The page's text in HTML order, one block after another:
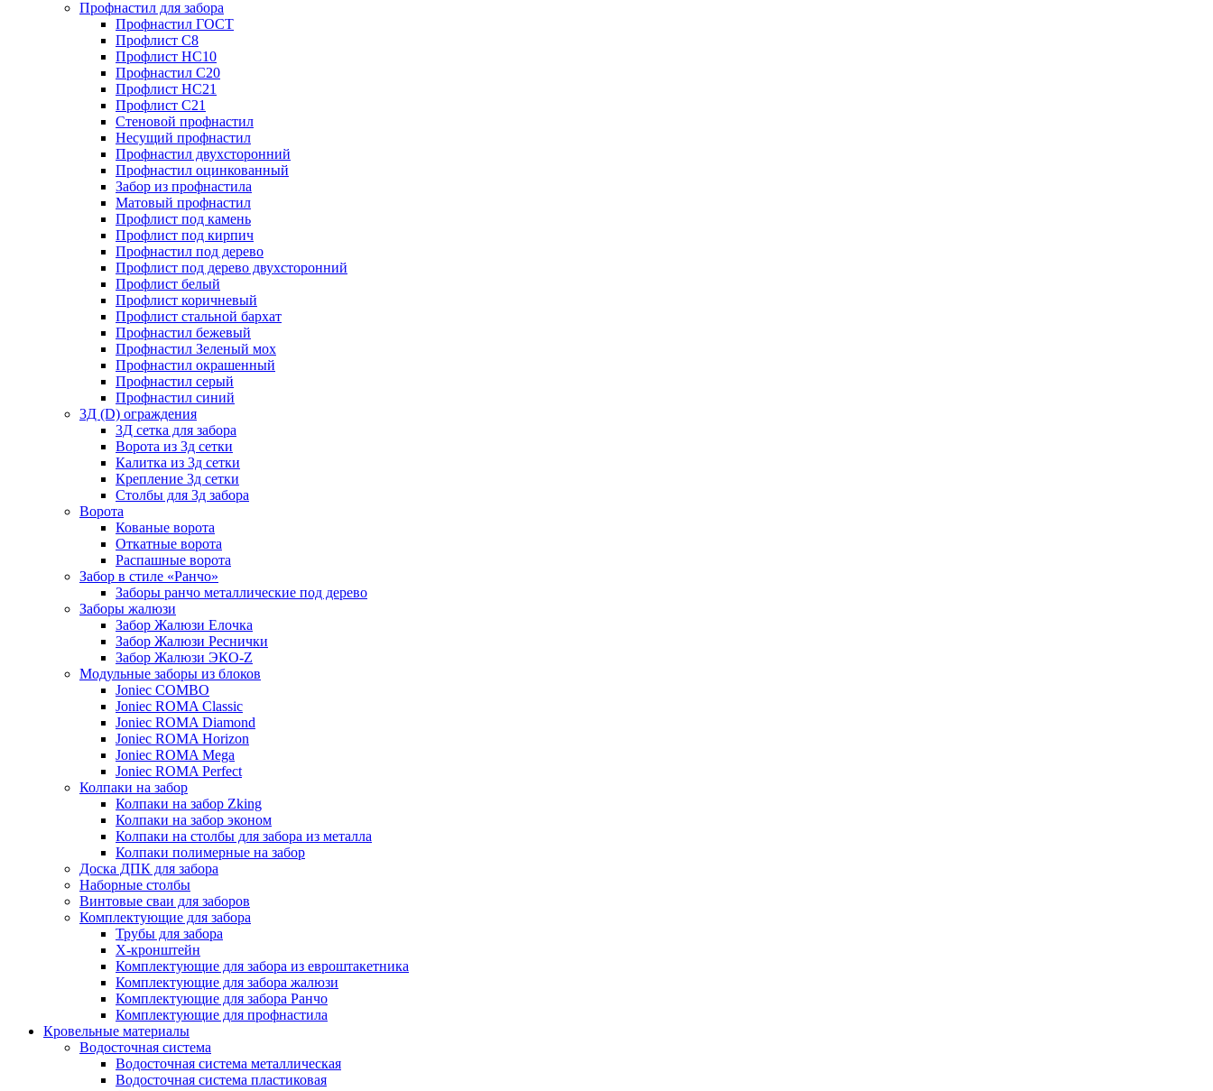
Профнастил для забора
Профнастил ГОСТ
Профлист С8
Профлист НС10
Профнастил С20
Профлист НС21
Профлист С21
Стеновой профнастил
Несущий профнастил
Профнастил двухсторонний
Профнастил оцинкованный
Забор из профнастила
Матовый профнастил
Профлист под камень
Профлист под кирпич
Профнастил под дерево
Профлист под дерево двухсторонний
Профлист белый
Профлист коричневый
Профлист стальной бархат
Профнастил бежевый
Профнастил Зеленый мох
Профнастил окрашенный
Профнастил серый
Профнастил синий
3Д (D) ограждения
3Д сетка для забора
Ворота из 3д сетки
Калитка из 3д сетки
Крепление 3д сетки
Столбы для 3д забора
Ворота
Кованые ворота
Откатные ворота
Распашные ворота
Забор в стиле «Ранчо»
Заборы ранчо металлические под дерево
Заборы жалюзи
Забор Жалюзи Елочка
Забор Жалюзи Реснички
Забор Жалюзи ЭКО-Z
Модульные заборы из блоков
Joniec COMBO
Joniec ROMA Classic
Joniec ROMA Diamond
Joniec ROMA Horizon
Joniec ROMA Mega
Joniec ROMA Perfect
Колпаки на забор
Колпаки на забор Zking
Колпаки на забор эконом
Колпаки на столбы для забора из металла
Колпаки полимерные на забор
Доска ДПК для забора
Наборные столбы
Винтовые сваи для заборов
Комплектующие для забора
Трубы для забора
Х-кронштейн
Комплектующие для забора из евроштакетника
Комплектующие для забора жалюзи
Комплектующие для забора Ранчо
Комплектующие для профнастила
Кровельные материалы
Водосточная система
Водосточная система металлическая
Водосточная система пластиковая